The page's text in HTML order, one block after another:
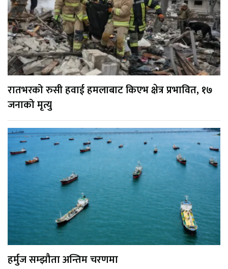
रातभरको रुसी हवाई हमलाबाट किएभ क्षेत्र प्रभावित, १७
जनाको मृत्यु
हर्मुज सम्झौता अन्तिम चरणमा